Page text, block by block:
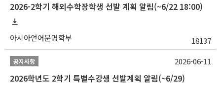
2026-2학기 해외수학장학생 선발 계획 알림(~6/22 18:00)
아시아언어문명학부 18137
공지사항
2026학년도 2학기 특별수강생 선발계획 알림(~6/29)
2026-06-11